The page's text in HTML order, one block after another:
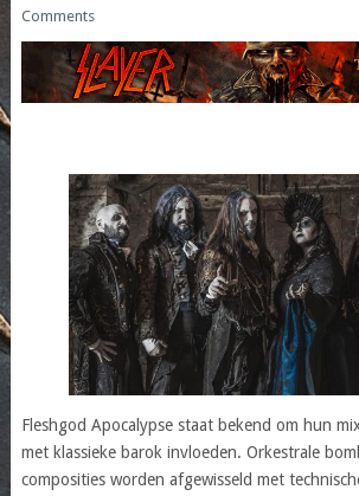
Comments
Fleshgod Apocalypse staat bekend om hun
met klassieke barok invloeden. Orkestrale
composities worden afgewisseld met